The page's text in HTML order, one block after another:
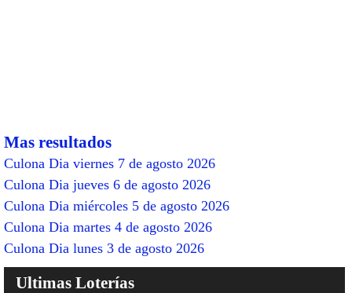
Mas resultados
Culona Dia viernes 7 de agosto 2026
Culona Dia jueves 6 de agosto 2026
Culona Dia miércoles 5 de agosto 2026
Culona Dia martes 4 de agosto 2026
Culona Dia lunes 3 de agosto 2026
Ultimas Loterías